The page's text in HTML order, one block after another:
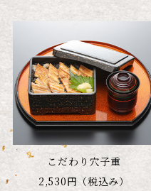
こだわり穴子重
2,530円（税込み）